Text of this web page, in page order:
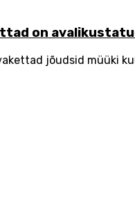
on
jõudsid